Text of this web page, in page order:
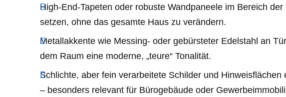
High‑End‑Tapeten oder robuste Wandpaneele im Bereich
setzen, ohne das gesamte Haus zu verändern.
Metallakkente wie Messing- oder gebürsteter Edelstahl an
dem Raum eine moderne, „teure“ Tonalität.
Schlichte, aber fein verarbeitete Schilder und
– besonders relevant für Bürogebäude oder